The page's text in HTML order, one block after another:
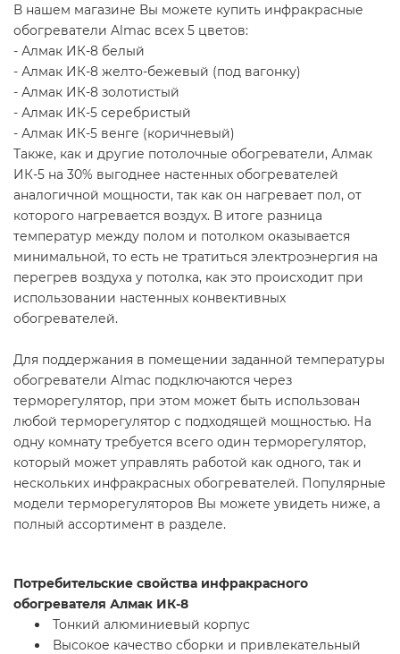
В нашем магазине Вы можете купить инфракрасные
обогреватели Almac всех 5 цветов:
- Алмак ИК-8 белый
- Алмак ИК-8 желто-бежевый (под вагонку)
- Алмак ИК-8 золотистый
- Алмак ИК-5 серебристый
- Алмак ИК-5 венге (коричневый)
Также, как и другие потолочные обогреватели, Алмак
ИК-5 на 30% выгоднее настенных обогревателей
аналогичной мощности, так как он нагревает пол, от
которого нагревается воздух. В итоге разница
температур между полом и потолком оказывается
минимальной, то есть не тратиться электроэнергия на
перегрев воздуха у потолка, как это происходит при
использовании настенных конвективных
обогревателей.
Для поддержания в помещении заданной температуры
обогреватели Almac подключаются через
терморегулятор, при этом может быть использован
любой терморегулятор с подходящей мощностью. На
одну комнату требуется всего один терморегулятор,
который может управлять работой как одного, так и
нескольких инфракрасных обогревателей. Популярные
модели терморегуляторов Вы можете увидеть ниже, а
полный ассортимент в разделе.
Потребительские свойства инфракрасного
обогревателя Алмак ИК-8
Тонкий алюминиевый корпус
Высокое качество сборки и привлекательный